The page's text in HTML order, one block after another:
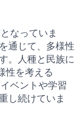
なっていま
通じて、多様性
。人種と民族に
性を考える
ベントや学習
し続けていま